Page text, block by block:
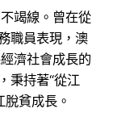
竭線。曾在從
職員表現，澳
濟社會成長的
秉持著“從江
貧成長。